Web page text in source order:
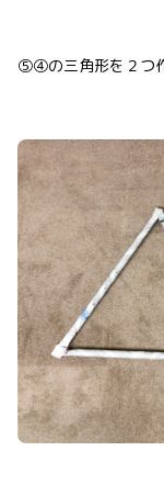
⑤④の三角形を２つ